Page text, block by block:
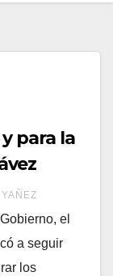
para la
el
a seguir
los